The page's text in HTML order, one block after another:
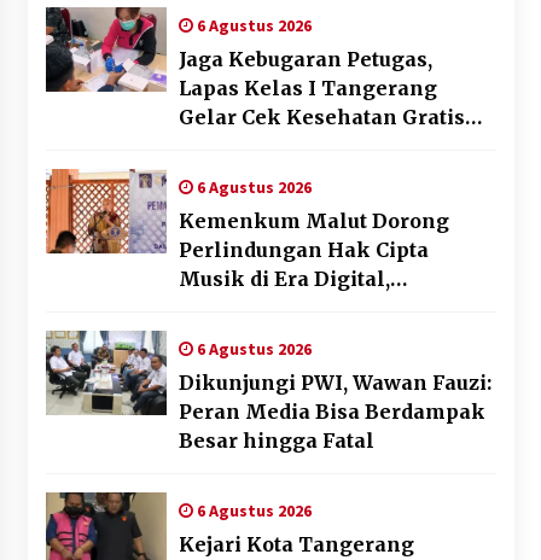
Memperkuat Pemasaran
UMKM di Desa Cempaka
6 Agustus 2026
Jaga Kebugaran Petugas,
Lapas Kelas I Tangerang
Gelar Cek Kesehatan Gratis
6 Agustus 2026
Kemenkum Malut Dorong
Perlindungan Hak Cipta
Musik di Era Digital,
Gratis dan Penguatan Royalti
6 Agustus 2026
Dikunjungi PWI, Wawan Fauzi:
Peran Media Bisa Berdampak
Besar hingga Fatal
6 Agustus 2026
Kejari Kota Tangerang